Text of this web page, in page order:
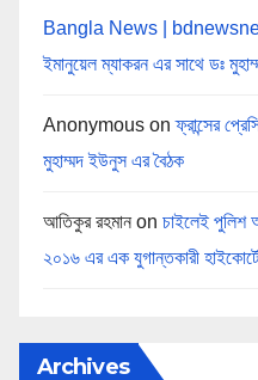
Bangla News |
ইমানুয়েল ম্যাকরন এর সাথে ডঃ
Anonymous onফ্রান্সের
মুহাম্মদ ইউনুস এর বৈঠক
আতিকুর রহমান on চাইলেই পুলিশ
২০১৬ এর এক যুগান্তকারী
Archives